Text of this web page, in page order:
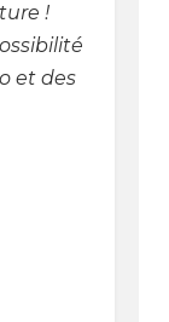
!
et des